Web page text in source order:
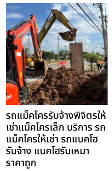
รถแม็คโครรับจ้างพิจิตรให้
เช่าแม็คโครเล็ก บริการ รถ
แม็คโครให้เช่า รถแบคโฮ
รับจ้าง แบคโฮรับเหมา
ราคาถูก